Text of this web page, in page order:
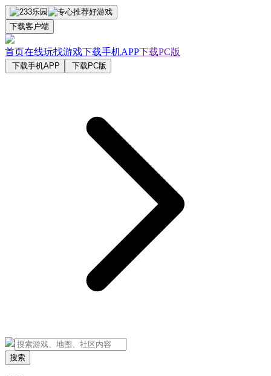
下载客户端
首页在线玩找游戏下载手机APP下载PC版
下载手机APP 下载PC版
搜索